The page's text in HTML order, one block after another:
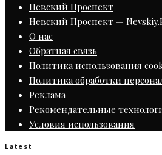
Невский Проспект
Невский Проспект —
О нас
Обратная связь
Политика использования
Политика обработки
Реклама
Рекомендательные
Условия использования
Latest